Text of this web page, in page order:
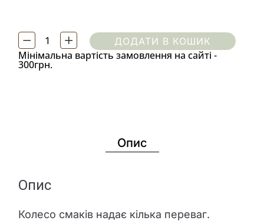
ДОДАТИ В КОШИК
Мінімальна вартість замовлення на сайті -
300грн.
Опис
Опис
Колесо смаків надає кілька переваг.